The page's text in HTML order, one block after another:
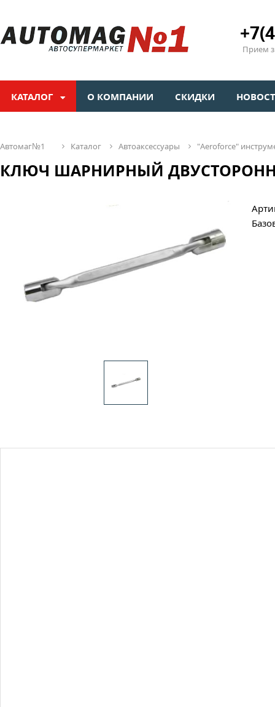
Прием
КАТАЛОГ О КОМПАНИИ СКИДКИ
автомаг№1 каталог автоаксессуары "aeroforсe"
КЛЮЧ ШАРНИРНЫЙ